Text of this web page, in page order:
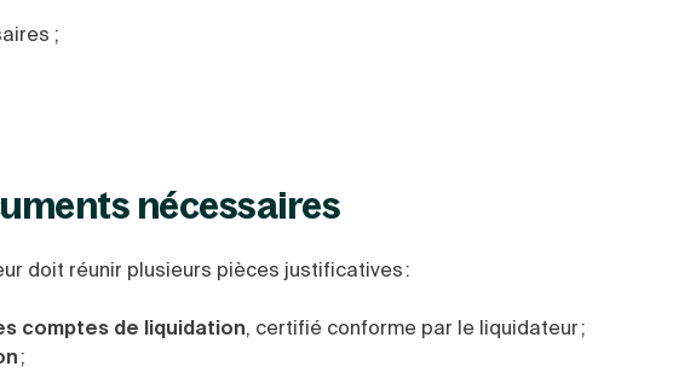
;
nécessaires
doit réunir plusieurs pièces justificatives :
comptes de liquidation, certifié conforme par le liquidateur ;
;